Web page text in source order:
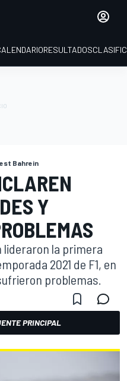
RESULTADOS
Bahrein
Y
lideraron la primera
2021 de F1, en
problemas.
PRINCIPAL